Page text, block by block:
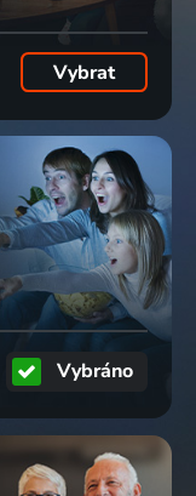
Vybrat
Vybráno